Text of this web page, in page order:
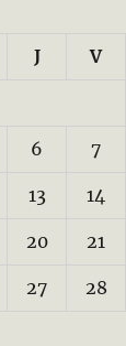
J V
6 7
13 14
20 21
27 28